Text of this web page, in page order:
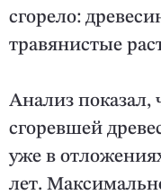
сгорело:
травянистые
Анализ показал,
сгоревшей
уже в
лет.